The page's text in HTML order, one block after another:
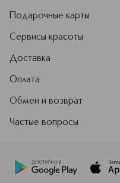
Подарочные карты
Сервисы красоты
Доставка
Оплата
Обмен и возврат
Частые вопросы